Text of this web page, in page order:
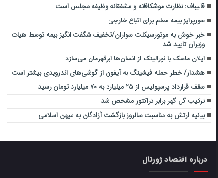
قالیباف: نظارت موشکافانه و مشفقانه وظیفه مجلس است
سورپرایز بیمه معلم برای اتباع خارجی
خبر خوش به موتورسیکلت سواران/تخفیف شگفت انگیز بیمه توسط هیات
وزیران تایید شد
ایلان ماسک با نورالینک از انسان‌ها ابرقهرمان می‌سازد
هشدار/ خطر حمله فیشینگ به آیفون از گوشی‌های اندرویدی بیشتر است
سقف قرارداد پرسپولیس از ۲۵ میلیارد به ۷۰ میلیارد تومان رسید
ترکیب گل گهر برابر تراکتور مشخص شد
بیانیه ارتش به مناسبت سالروز بازگشت آزادگان به میهن اسلامی
درباره اقتصاد ژورنال